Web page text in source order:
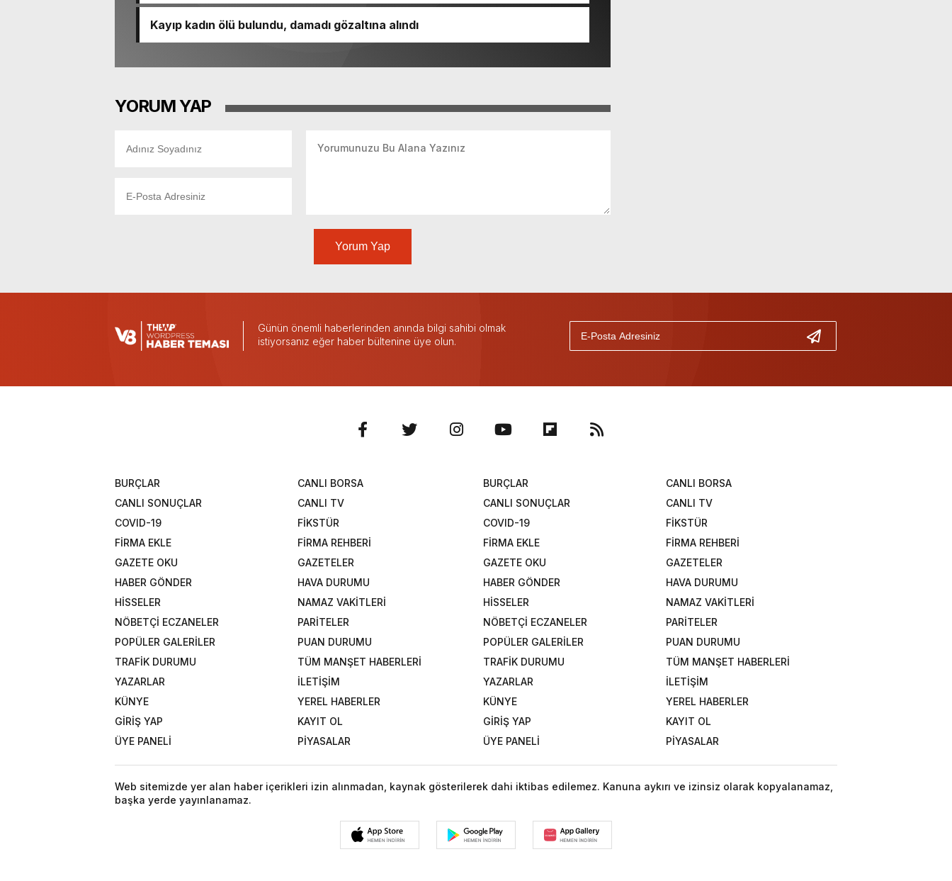
Kayıp kadın ölü bulundu, damadı gözaltına alındı
YORUM YAP
Yorum Yap
Günün önemli haberlerinden anında bilgi sahibi olmak
istiyorsanız eğer haber bültenine üye olun.
BURÇLAR
CANLI BORSA
CANLI SONUÇLAR
CANLI TV
COVID-19
FİKSTÜR
FİRMA EKLE
FİRMA REHBERİ
GAZETE OKU
GAZETELER
HABER GÖNDER
HAVA DURUMU
HİSSELER
NAMAZ VAKİTLERİ
NÖBETÇİ ECZANELER
PARİTELER
POPÜLER GALERİLER
PUAN DURUMU
TRAFİK DURUMU
TÜM MANŞET HABERLERİ
YAZARLAR
İLETİŞİM
KÜNYE
YEREL HABERLER
GİRİŞ YAP
KAYIT OL
ÜYE PANELİ
PİYASALAR
BURÇLAR
CANLI BORSA
CANLI SONUÇLAR
CANLI TV
COVID-19
FİKSTÜR
FİRMA EKLE
FİRMA REHBERİ
GAZETE OKU
GAZETELER
HABER GÖNDER
HAVA DURUMU
HİSSELER
NAMAZ VAKİTLERİ
NÖBETÇİ ECZANELER
PARİTELER
POPÜLER GALERİLER
PUAN DURUMU
TRAFİK DURUMU
TÜM MANŞET HABERLERİ
YAZARLAR
İLETİŞİM
KÜNYE
YEREL HABERLER
GİRİŞ YAP
KAYIT OL
ÜYE PANELİ
PİYASALAR
Web sitemizde yer alan haber içerikleri izin alınmadan, kaynak gösterilerek dahi iktibas edilemez. Kanuna aykırı ve izinsiz olarak kopyalanamaz,
başka yerde yayınlanamaz.